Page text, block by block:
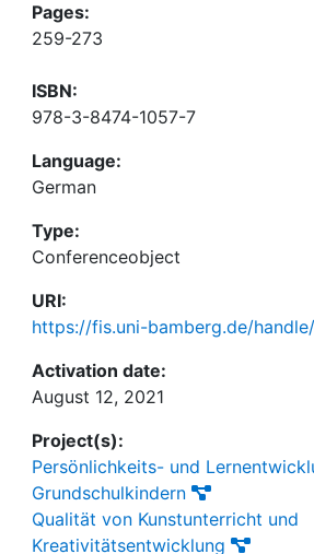
Pages:
259-273
ISBN:
978-3-8474-1057-7
Language:
German
Type:
Conferenceobject
URI:
https://fis.uni-bamberg.de/
Activation date:
August 12, 2021
Project(s):
Persönlichkeits- und
Grundschulkindern
Qualität von Kunstunterricht und
Kreativitätsentwicklung